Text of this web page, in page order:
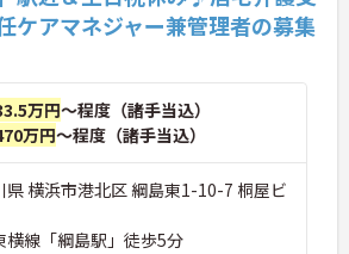
ケアマネジャー兼管理者の募集
万円～程度（諸手当込）
万円～程度（諸手当込）
県 横浜市港北区 綱島東1-10-7 桐屋ビ
横線「綱島駅」徒歩5分